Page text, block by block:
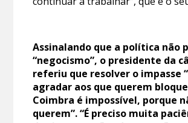
Assinalando que a política não
“negocismo”, o presidente da
referiu que resolver o impasse
agradar aos que querem
Coimbra é impossível, porque
querem”. “É preciso muita